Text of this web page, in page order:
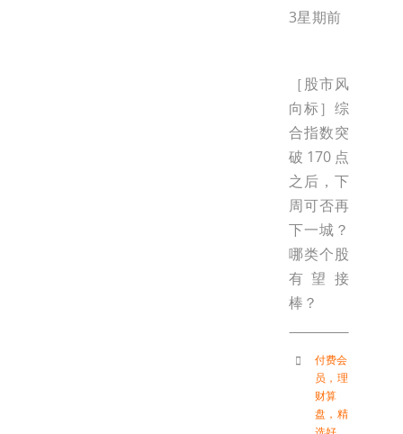
3星期前
［股市风
向标］综
合指数突
破170点
之后，下
周可否再
下一城？
哪类个股
有望接
棒？
付费会
员 ， 理
财算
盘 ， 精